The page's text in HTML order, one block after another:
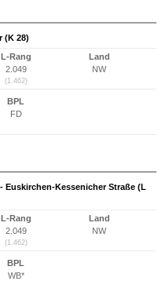
(K 28)
L-Rang
2.049
(1.462)
Land
NW
BPL
FD
Euskirchen-Kessenicher Straße (L
L-Rang
2.049
(1.462)
Land
NW
BPL
WB*